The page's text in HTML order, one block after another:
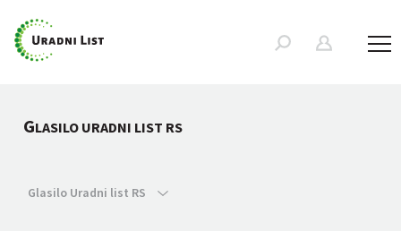
GLASILO URADNI LIST RS
Glasilo Uradni list RS